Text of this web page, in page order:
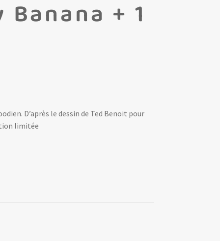
+ 1
D’après le dessin de Ted Benoit pour
limitée